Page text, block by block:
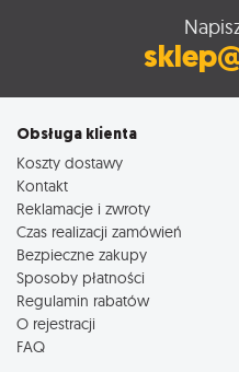
Obsługa klienta
Koszty dostawy
Kontakt
Reklamacje i zwroty
Czas realizacji zamówień
Bezpieczne zakupy
Sposoby płatności
Regulamin rabatów
O rejestracji
FAQ